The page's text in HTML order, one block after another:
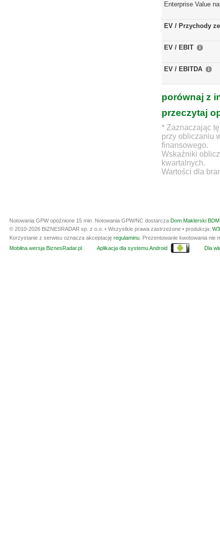
Enterprise Value
EV / Przychody
EV / EBIT
EV / EBITDA
porównaj z
przeczytaj
* Zaznaczając
przy obliczaniu
finansowego.
Wskaźniki
kwartalnych.
Wartości dla
Notowania GPW opóźnione 15 min. Notowania GPW/NC dostarcza Dom Maklerski
© 2010-2026 BIZNESRADAR sp. z o.o. • Wszystkie prawa zastrzeżone • produkcja:
Korzystanie z serwisu oznacza akceptację regulaminu . Prezentowanie kwotowania
Mobilna wersja BiznesRadar.pl
Aplikacja dla systemu Android Dla